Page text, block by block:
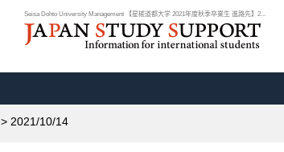
Seisa Dohto University Management 【星槎道都大学 2021年度秋季卒業生 進路先】2...
> 2021/10/14